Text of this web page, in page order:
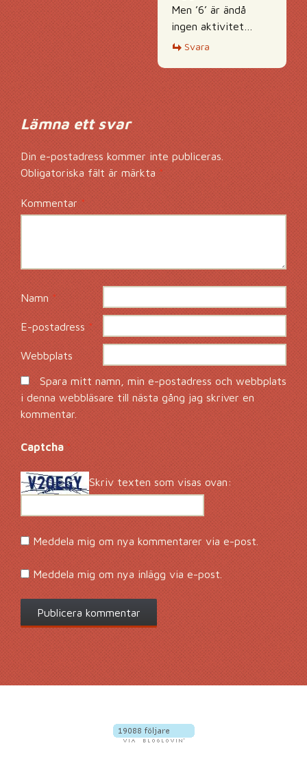
Men ’6’ är ändå
ingen aktivitet…
Svara
Lämna ett svar
Din e-postadress kommer inte publiceras.
Obligatoriska fält är märkta*
Kommentar*
Namn *
E-postadress*
Webbplats
Spara mitt namn, min e-postadress och webbplats
i denna webbläsare till nästa gång jag skriver en
kommentar.
Captcha *
Skriv texten som visas ovan:
Meddela mig om nya kommentarer via e-post.
Meddela mig om nya inlägg via e-post.